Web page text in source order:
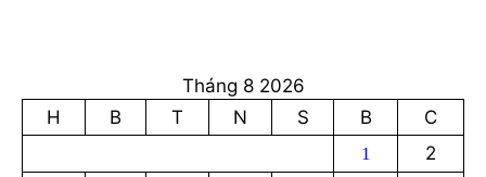
Tháng 8 2026
H
B T N S B C
1 2